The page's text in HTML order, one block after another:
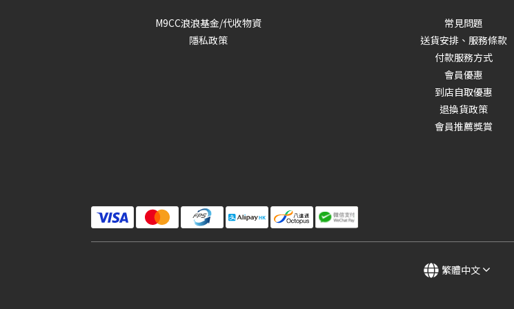
M9CC浪浪基金/代收物資
隱私政策
常見問題
送貨安排、服務條款
付款服務方式
會員優惠
到店自取優惠
退換貨政策
會員推薦獎賞
繁體中文